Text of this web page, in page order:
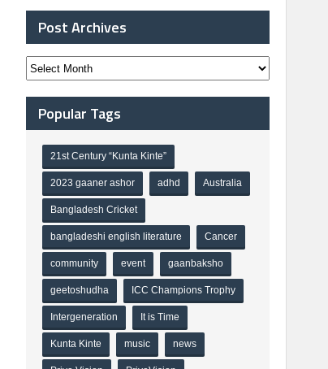
Post Archives
Popular Tags
21st Century “Kunta Kinte”
2023 gaaner ashor adhd Australia
Bangladesh Cricket
bangladeshi english literature Cancer
community event gaanbaksho
geetoshudha ICC Champions Trophy
Intergeneration It is Time
Kunta Kinte music news